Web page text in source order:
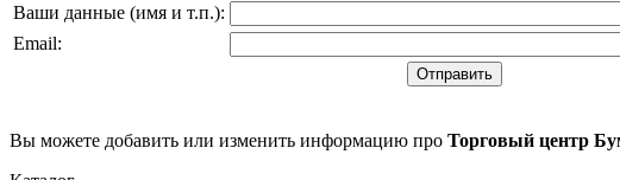
Ваши данные (имя и т.п.):
Email:
Вы можете добавить или изменить информацию про Торговый центр